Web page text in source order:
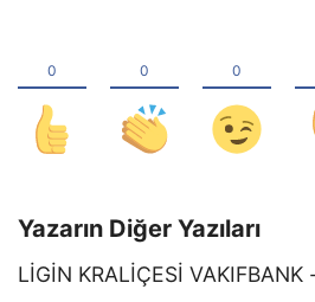
Yazarın Diğer Yazıları
LİGİN KRALİÇESİ